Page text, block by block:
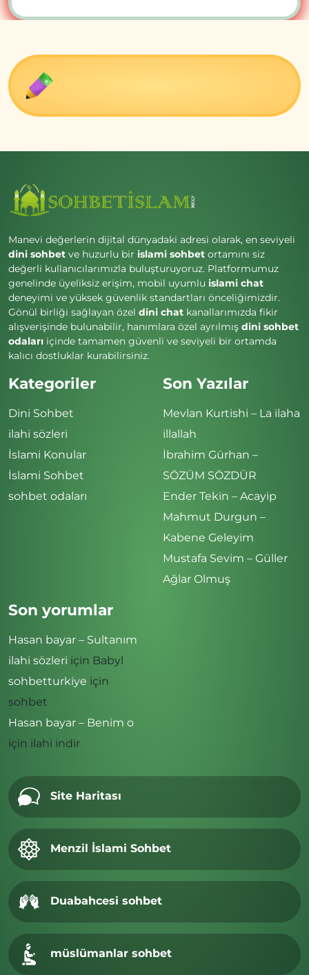
Manevi değerlerin dijital dünyadaki adresi olarak, en seviyeli
dini sohbet ve huzurlu bir islami sohbet ortamını siz
değerli kullanıcılarımızla buluşturuyoruz. Platformumuz
genelinde üyeliksiz erişim, mobil uyumlu islami chat
deneyimi ve yüksek güvenlik standartları önceliğimizdir.
Gönül birliği sağlayan özel dini chat kanallarımızda fikir
alışverişinde bulunabilir, hanımlara özel ayrılmış dini sohbet
odaları içinde tamamen güvenli ve seviyeli bir ortamda
kalıcı dostluklar kurabilirsiniz.
Kategoriler
Dini Sohbet
ilahi sözleri
İslami Konular
İslami Sohbet
sohbet odaları
Son Yazılar
Mevlan Kurtishi – La ilaha
illallah
İbrahim Gürhan –
SÖZÜM SÖZDÜR
Ender Tekin – Acayip
Mahmut Durgun –
Kabene Geleyim
Mustafa Sevim – Güller
Ağlar Olmuş
Son yorumlar
Hasan bayar – Sultanım
ilahi sözleri için Babyl
sohbetturkiye için
sohbet
Hasan bayar – Benim o
için ilahi indir
Site Haritası
Menzil İslami Sohbet
Duabahcesi sohbet
müslümanlar sohbet